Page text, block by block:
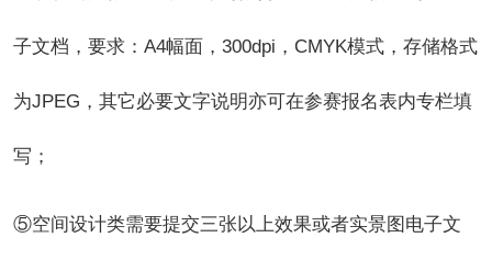
子文档，要求：A4幅面，300dpi，CMYK模式，存储格式
为JPEG，其它必要文字说明亦可在参赛报名表内专栏填
写；
⑤空间设计类需要提交三张以上效果或者实景图电子文